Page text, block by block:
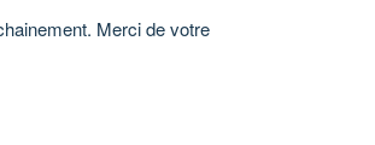
Merci de votre